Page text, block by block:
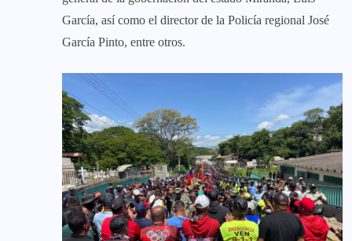
García, así como el director de la Policía regional José
García Pinto, entre otros.